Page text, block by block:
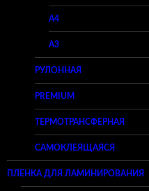
A4
A3
РУЛОННАЯ
PREMIUM
ТЕРМОТРАНСФЕРНАЯ
САМОКЛЕЯЩАЯСЯ
ПЛЕНКА ДЛЯ ЛАМИНИРОВАНИЯ